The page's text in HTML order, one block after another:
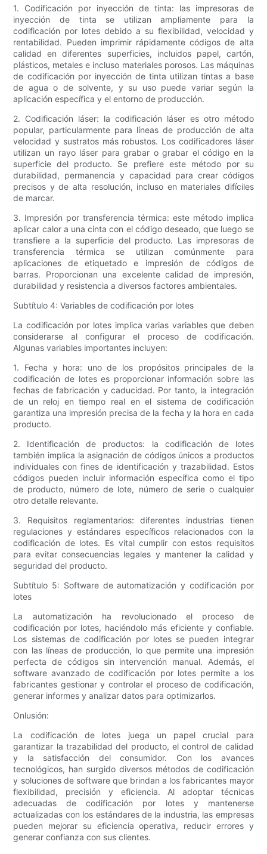
1. Codificación por inyección de tinta: las impresoras de
inyección de tinta se utilizan ampliamente para la
codificación por lotes debido a su flexibilidad, velocidad y
rentabilidad. Pueden imprimir rápidamente códigos de alta
calidad en diferentes superficies, incluidos papel, cartón,
plásticos, metales e incluso materiales porosos. Las máquinas
de codificación por inyección de tinta utilizan tintas a base
de agua o de solvente, y su uso puede variar según la
aplicación específica y el entorno de producción.
2. Codificación láser: la codificación láser es otro método
popular, particularmente para líneas de producción de alta
velocidad y sustratos más robustos. Los codificadores láser
utilizan un rayo láser para grabar o grabar el código en la
superficie del producto. Se prefiere este método por su
durabilidad, permanencia y capacidad para crear códigos
precisos y de alta resolución, incluso en materiales difíciles
de marcar.
3. Impresión por transferencia térmica: este método implica
aplicar calor a una cinta con el código deseado, que luego se
transfiere a la superficie del producto. Las impresoras de
transferencia térmica se utilizan comúnmente para
aplicaciones de etiquetado e impresión de códigos de
barras. Proporcionan una excelente calidad de impresión,
durabilidad y resistencia a diversos factores ambientales.
Subtítulo 4: Variables de codificación por lotes
La codificación por lotes implica varias variables que deben
considerarse al configurar el proceso de codificación.
Algunas variables importantes incluyen:
1. Fecha y hora: uno de los propósitos principales de la
codificación de lotes es proporcionar información sobre las
fechas de fabricación y caducidad. Por tanto, la integración
de un reloj en tiempo real en el sistema de codificación
garantiza una impresión precisa de la fecha y la hora en cada
producto.
2. Identificación de productos: la codificación de lotes
también implica la asignación de códigos únicos a productos
individuales con fines de identificación y trazabilidad. Estos
códigos pueden incluir información específica como el tipo
de producto, número de lote, número de serie o cualquier
otro detalle relevante.
3. Requisitos reglamentarios: diferentes industrias tienen
regulaciones y estándares específicos relacionados con la
codificación de lotes. Es vital cumplir con estos requisitos
para evitar consecuencias legales y mantener la calidad y
seguridad del producto.
Subtítulo 5: Software de automatización y codificación por
lotes
La automatización ha revolucionado el proceso de
codificación por lotes, haciéndolo más eficiente y confiable.
Los sistemas de codificación por lotes se pueden integrar
con las líneas de producción, lo que permite una impresión
perfecta de códigos sin intervención manual. Además, el
software avanzado de codificación por lotes permite a los
fabricantes gestionar y controlar el proceso de codificación,
generar informes y analizar datos para optimizarlos.
Onlusión:
La codificación de lotes juega un papel crucial para
garantizar la trazabilidad del producto, el control de calidad
y la satisfacción del consumidor. Con los avances
tecnológicos, han surgido diversos métodos de codificación
y soluciones de software que brindan a los fabricantes mayor
flexibilidad, precisión y eficiencia. Al adoptar técnicas
adecuadas de codificación por lotes y mantenerse
actualizadas con los estándares de la industria, las empresas
pueden mejorar su eficiencia operativa, reducir errores y
generar confianza con sus clientes.